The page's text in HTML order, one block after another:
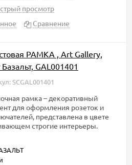
просмотр
Сравнение
РАМКА , Art Gallery,
Базальт, GAL001401
SCGAL001401
рамка – декоративный
для оформления розеток и
представлена в цвете
строгие интерьеры.